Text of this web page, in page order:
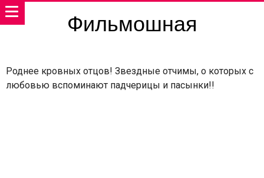
Фильмошная
Роднее кровных отцов! Звездные отчимы, о которых с
любовью вспоминают падчерицы и пасынки!!